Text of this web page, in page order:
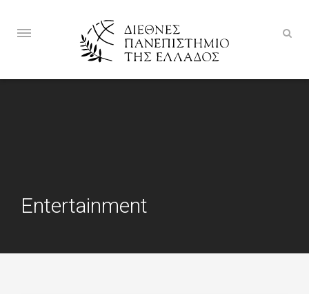
Entertainment